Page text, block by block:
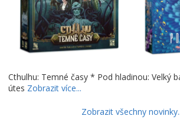
Cthulhu: Temné časy * Pod hladinou: Velký
útes Zobrazit více...
Zobrazit všechny